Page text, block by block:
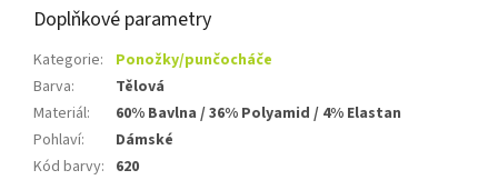
Doplňkové parametry
Kategorie:
Ponožky/punčocháče
Barva:
Tělová
Materiál:
60% Bavlna / 36% Polyamid / 4% Elastan
Pohlaví:
Dámské
Kód barvy: 620